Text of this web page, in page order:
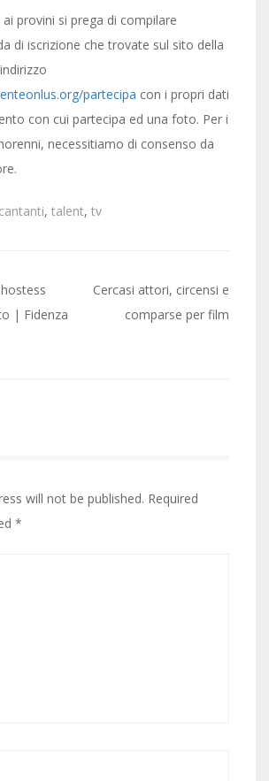
provini si prega di compilare
di iscrizione che trovate sul sito della
partecipa con i propri dati
con cui partecipa ed una foto. Per i
necessitiamo di consenso da
cantanti, talent, tv
| Fidenza
Cercasi attori, circensi e
comparse per film
will not be published. Required
*